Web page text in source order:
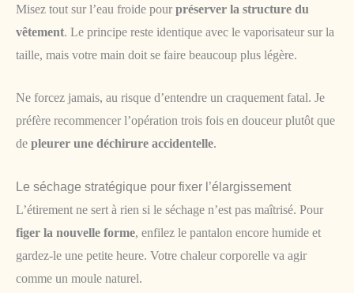
Misez tout sur l’eau froide pour préserver la structure du
vêtement. Le principe reste identique avec le vaporisateur sur la
taille, mais votre main doit se faire beaucoup plus légère.
Ne forcez jamais, au risque d’entendre un craquement fatal. Je
préfère recommencer l’opération trois fois en douceur plutôt que
de pleurer une déchirure accidentelle.
Le séchage stratégique pour fixer l’élargissement
L’étirement ne sert à rien si le séchage n’est pas maîtrisé. Pour
figer la nouvelle forme, enfilez le pantalon encore humide et
gardez-le une petite heure. Votre chaleur corporelle va agir
comme un moule naturel.